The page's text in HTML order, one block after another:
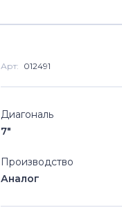
Арт: 012491
Диагональ
7"
Производство
Аналог